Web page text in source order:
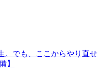
。でも、ここからやり直せ
】